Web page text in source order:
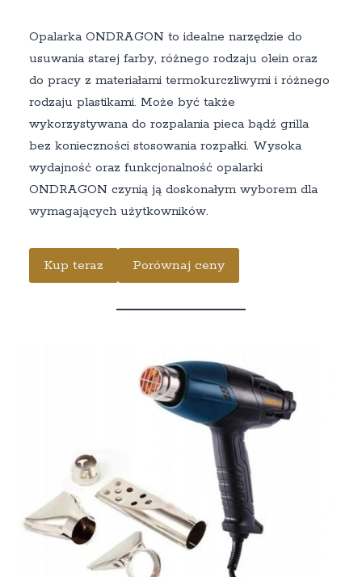
Opalarka ONDRAGON to idealne narzędzie do
usuwania starej farby, różnego rodzaju olein oraz
do pracy z materiałami termokurczliwymi i różnego
rodzaju plastikami. Może być także
wykorzystywana do rozpalania pieca bądź grilla
bez konieczności stosowania rozpałki. Wysoka
wydajność oraz funkcjonalność opalarki
ONDRAGON czynią ją doskonałym wyborem dla
wymagających użytkowników.
Kup teraz Porównaj ceny